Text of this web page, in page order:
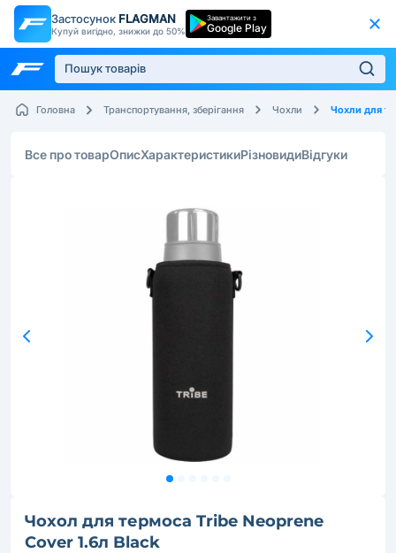
Застосунок FLAGMAN
Купуй вигідно, знижки до 50%
Завантажити з
Google Play
Головна Транспортування, зберігання Чохли Чохли для
Все про товарОписХарактеристикиРізновидиВідгуки
Чохол для термоса Tribe Neoprene
Cover 1.6л Black